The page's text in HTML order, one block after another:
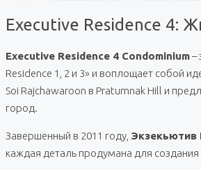
Executive Residence 4:
Executive Residence 4 Condominium–
Residence 1, 2 и 3» и воплощает собой
Soi Rajchawaroon в Pratumnak Hill и
город.
Завершенный в 2011 году, Экзекьютив
каждая деталь продумана для